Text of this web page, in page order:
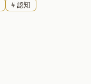
#認知